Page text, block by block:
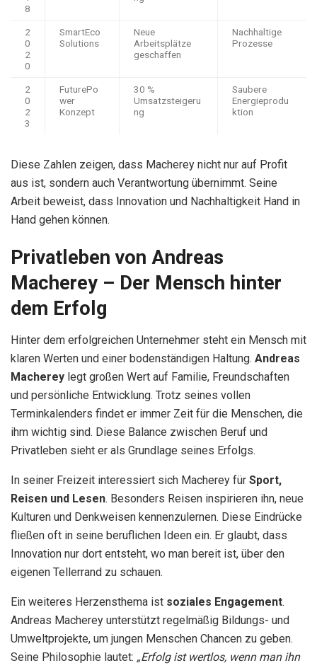
8
2
0
2
0
SmartEco
Solutions
Neue
Arbeitsplätze
geschaffen
Nachhaltige
Prozesse
2
0
2
3
FuturePo
wer
Konzept
30 %
Umsatzsteigeru
ng
Saubere
Energieprodu
ktion
Diese Zahlen zeigen, dass Macherey nicht nur auf Profit
aus ist, sondern auch Verantwortung übernimmt. Seine
Arbeit beweist, dass Innovation und Nachhaltigkeit Hand in
Hand gehen können.
Privatleben von Andreas
Macherey – Der Mensch hinter
dem Erfolg
Hinter dem erfolgreichen Unternehmer steht ein Mensch mit
klaren Werten und einer bodenständigen Haltung. Andreas
Macherey legt großen Wert auf Familie, Freundschaften
und persönliche Entwicklung. Trotz seines vollen
Terminkalenders findet er immer Zeit für die Menschen, die
ihm wichtig sind. Diese Balance zwischen Beruf und
Privatleben sieht er als Grundlage seines Erfolgs.
In seiner Freizeit interessiert sich Macherey für Sport,
Reisen und Lesen. Besonders Reisen inspirieren ihn, neue
Kulturen und Denkweisen kennenzulernen. Diese Eindrücke
fließen oft in seine beruflichen Ideen ein. Er glaubt, dass
Innovation nur dort entsteht, wo man bereit ist, über den
eigenen Tellerrand zu schauen.
Ein weiteres Herzensthema ist soziales Engagement.
Andreas Macherey unterstützt regelmäßig Bildungs- und
Umweltprojekte, um jungen Menschen Chancen zu geben.
Seine Philosophie lautet: „Erfolg ist wertlos, wenn man ihn